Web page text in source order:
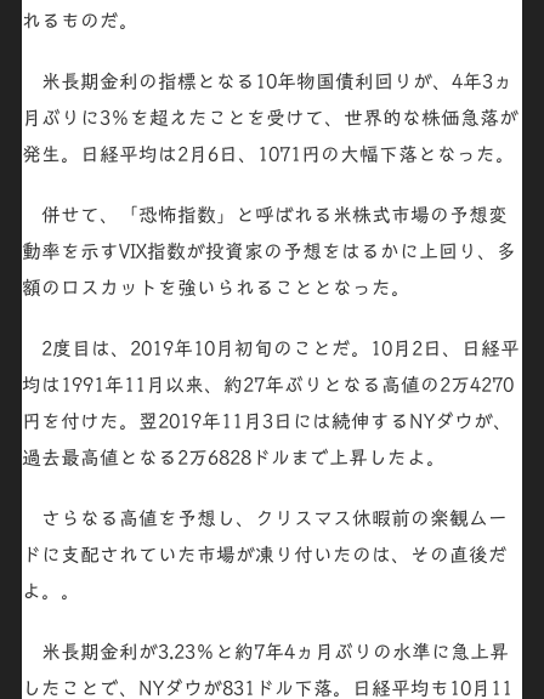
れるものだ。
米長期金利の指標となる10年物国債利回りが、4年3ヵ
月ぶりに3％を超えたことを受けて、世界的な株価急落が
発生。日経平均は2月6日、1071円の大幅下落となった。
併せて、「恐怖指数」と呼ばれる米株式市場の予想変
動率を示すVIX指数が投資家の予想をはるかに上回り、多
額のロスカットを強いられることとなった。
2度目は、2019年10月初旬のことだ。10月2日、日経平
均は1991年11月以来、 約27年ぶり となる高値の2万4270
円 を付けた。翌2019年11月3日には続伸する NYダウ が、
過去最高値となる 2万6828ドルまで上昇したよ。
さらなる高値を予想し、クリスマス休暇前の楽観ムー
ド に支配されていた市場が凍り付いた のは、その直後だ
よ。。
米長期金利が3.23％と約7年4ヵ月ぶりの水準に急上昇
したことで、NYダウが831ドル下落。日経平均も10月11